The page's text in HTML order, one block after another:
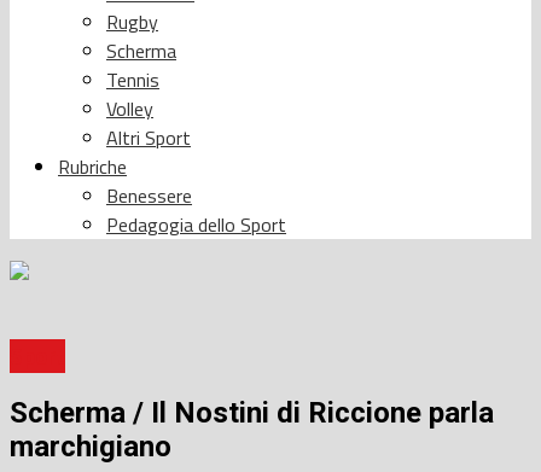
Rugby
Scherma
Tennis
Volley
Altri Sport
Rubriche
Benessere
Pedagogia dello Sport
Scherma / Il Nostini di Riccione parla
marchigiano